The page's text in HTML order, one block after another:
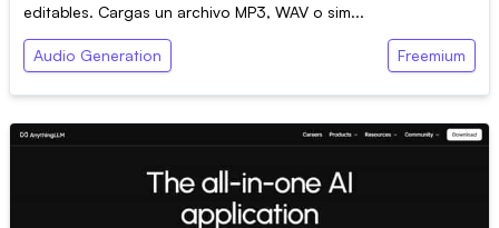
editables. Cargas un archivo MP3, WAV o sim...
Audio Generation Freemium